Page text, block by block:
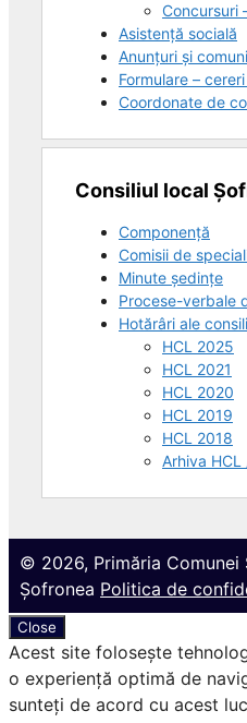
Concursuri
Asistență socială
Anunțuri și
Formulare –
Coordonate de
Consiliul local
Componență
Comisii de
Minute ședințe
Procese-verbale
Hotărâri ale
HCL 2025
HCL 2021
HCL 2020
HCL 2019
HCL 2018
Arhiva
© 2026, Primăria Comunei
Șofronea Politica de
Close
Acest site folosește
o experiență optimă de
sunteți de acord cu acest